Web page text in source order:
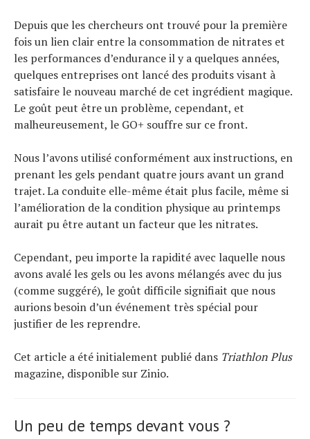
Depuis que les chercheurs ont trouvé pour la première
fois un lien clair entre la consommation de nitrates et
les performances d’endurance il y a quelques années,
quelques entreprises ont lancé des produits visant à
satisfaire le nouveau marché de cet ingrédient magique.
Le goût peut être un problème, cependant, et
malheureusement, le GO+ souffre sur ce front.
Nous l’avons utilisé conformément aux instructions, en
prenant les gels pendant quatre jours avant un grand
trajet. La conduite elle-même était plus facile, même si
l’amélioration de la condition physique au printemps
aurait pu être autant un facteur que les nitrates.
Cependant, peu importe la rapidité avec laquelle nous
avons avalé les gels ou les avons mélangés avec du jus
(comme suggéré), le goût difficile signifiait que nous
aurions besoin d’un événement très spécial pour
justifier de les reprendre.
Cet article a été initialement publié dans Triathlon Plus
magazine, disponible sur Zinio.
Un peu de temps devant vous ?